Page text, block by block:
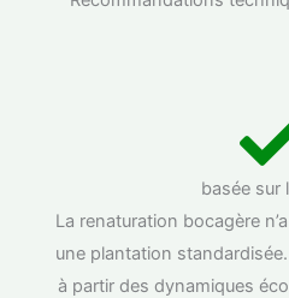
basée sur
La renaturation bocagère
une plantation
à partir des dynamiques